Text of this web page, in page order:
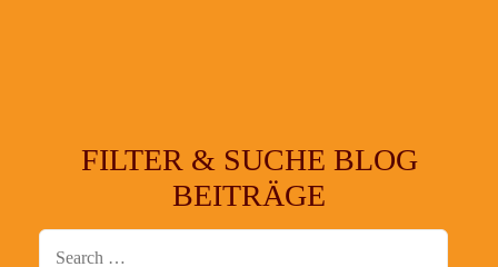
FILTER & SUCHE BLOG
BEITRÄGE